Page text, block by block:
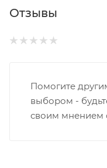
Отзывы
Помогите
выбором -
своим мнением